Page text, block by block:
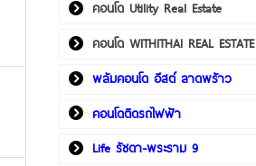
คอนโด Utility Real Estate
คอนโด WITHITHAI REAL ESTATE
พลัมคอนโด อีสต์ ลาดพร้าว
คอนโดติดรถไฟฟ้า
Life รัชดา-พระราม 9